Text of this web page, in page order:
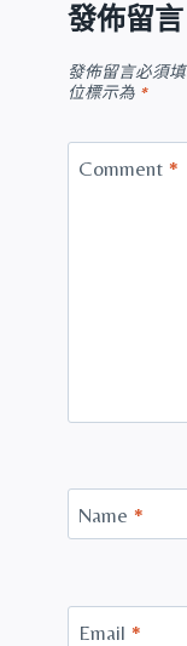
發佈留言
發佈留言必須
位標示為 *
Comment *
Name *
Email *